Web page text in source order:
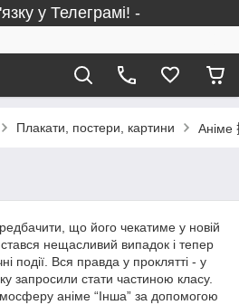
у Телеграмі! -
Плакати, постери, картини Аніме
що його чекатиме у новій
стався нещасливий випадок і тепер
події. Вся правда у проклятті - у
запросили стати частиною класу.
аніме “Інша” за допомогою